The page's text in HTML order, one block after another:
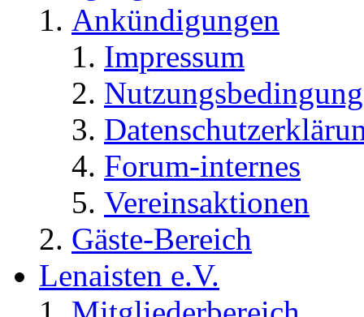
Ankündigungen
Impressum
Forum-internes
Vereinsaktionen
Gäste-Bereich
Lenaisten e.V.